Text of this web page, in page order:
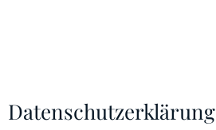
Datenschutzerklärung